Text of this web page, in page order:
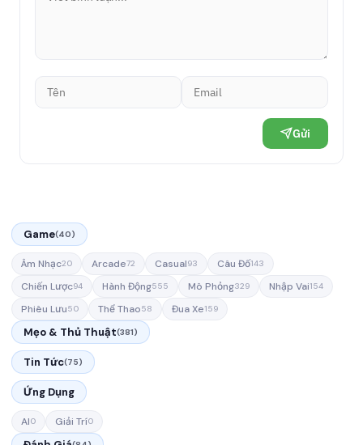
Gửi
Game(40)
Âm Nhạc20 Arcade72 Casual93 Câu Đố143
Chiến Lược94 Hành Động555 Mô Phỏng329 Nhập Vai154
Phiêu Lưu50 Thể Thao58 Đua Xe159
Mẹo & Thủ Thuật(381)
Tin Tức(75)
Ứng Dụng
AI0 Giải Trí0